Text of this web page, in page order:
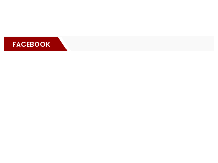
FACEBOOK